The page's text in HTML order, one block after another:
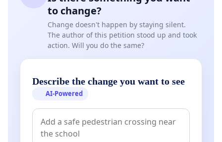
Terima kasih atas perhatian Tuan
terhadap perkara ini.
to change?
Change doesn't happen by staying silent.
The author of this petition stood up and took
action. Will you do the same?
Describe the change you want to see
AI-Powered